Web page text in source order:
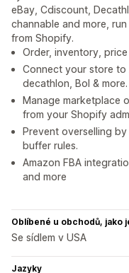
eBay, Cdiscount,
channable and more,
from Shopify.
Order, inventory,
Connect your store to
decathlon, Bol & more.
Manage marketplace
from your Shopify
Prevent overselling
buffer rules.
Amazon FBA
and more
Oblíbené u obchodů, jako
Se sídlem v USA
Jazyky